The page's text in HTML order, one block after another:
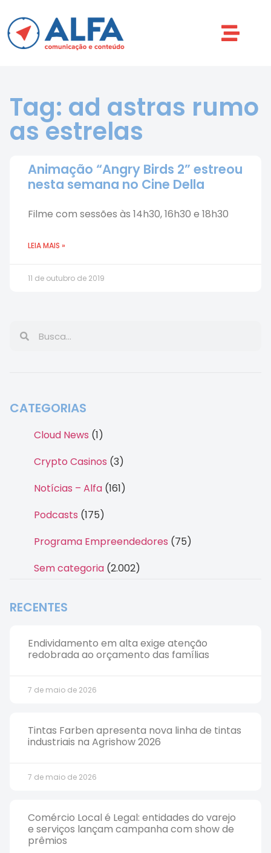
Tag: ad astras rumo
as estrelas
Animação “Angry Birds 2” estreou
nesta semana no Cine Della
Filme com sessões às 14h30, 16h30 e 18h30
LEIA MAIS »
11 de outubro de 2019
CATEGORIAS
Cloud News (1)
Crypto Casinos (3)
Notícias – Alfa (161)
Podcasts (175)
Programa Empreendedores (75)
Sem categoria (2.002)
RECENTES
Endividamento em alta exige atenção
redobrada ao orçamento das famílias
7 de maio de 2026
Tintas Farben apresenta nova linha de tintas
industriais na Agrishow 2026
7 de maio de 2026
Comércio Local é Legal: entidades do varejo
e serviços lançam campanha com show de
prêmios